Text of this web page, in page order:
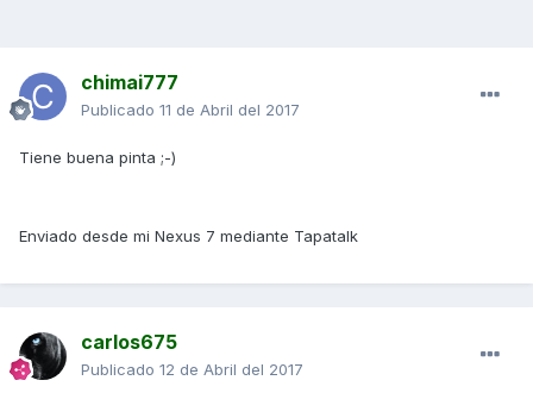
chimai777
Publicado 11 de Abril del 2017
Tiene buena pinta ;-)
Enviado desde mi Nexus 7 mediante Tapatalk
carlos675
Publicado 12 de Abril del 2017